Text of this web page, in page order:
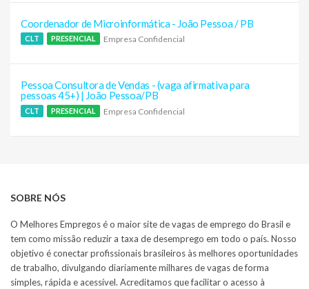
Coordenador de Microinformática - João Pessoa / PB
CLT PRESENCIAL Empresa Confidencial
Pessoa Consultora de Vendas - (vaga afirmativa para
pessoas 45+) | João Pessoa/PB
CLT PRESENCIAL Empresa Confidencial
SOBRE NÓS
O Melhores Empregos é o maior site de vagas de emprego do Brasil e
tem como missão reduzir a taxa de desemprego em todo o país. Nosso
objetivo é conectar profissionais brasileiros às melhores oportunidades
de trabalho, divulgando diariamente milhares de vagas de forma
simples, rápida e acessível. Acreditamos que facilitar o acesso à